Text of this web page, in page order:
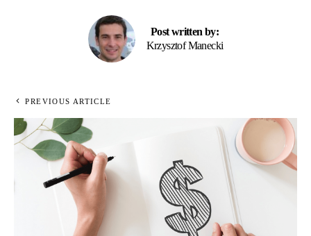
Post written by:
Krzysztof Manecki
PREVIOUS ARTICLE